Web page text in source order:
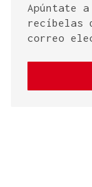
Apúntate
recíbelas
correo